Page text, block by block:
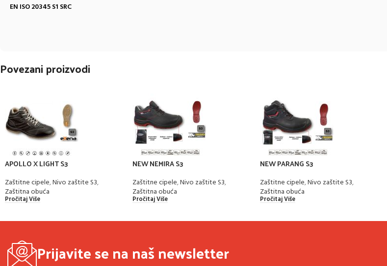
EN ISO 20345 S1 SRC
Povezani proizvodi
APOLLO X LIGHT S3
Zaštitne cipele,Nivo zaštite S3,
Zaštitna obuća
Pročitaj Više
NEW NEMIRA S3
Zaštitne cipele,Nivo zaštite S3,
Zaštitna obuća
Pročitaj Više
NEW PARANG S3
Zaštitne cipele,Nivo zaštite S3,
Zaštitna obuća
Pročitaj Više
Prijavite se na naš newsletter